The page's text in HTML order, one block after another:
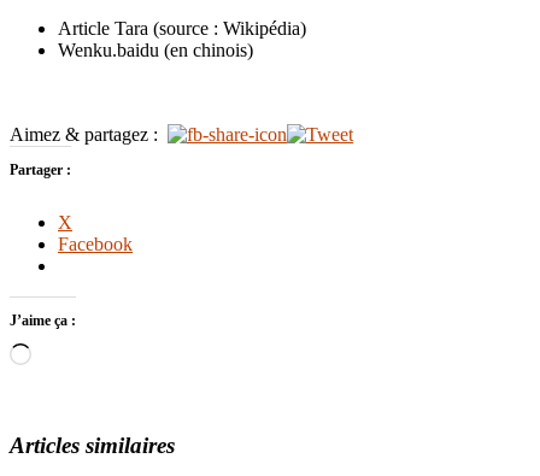
Article Tara (source : Wikipédia)
Wenku.baidu (en chinois)
Aimez & partagez :
Partager :
X
Facebook
J’aime ça :
Loading…
Articles similaires